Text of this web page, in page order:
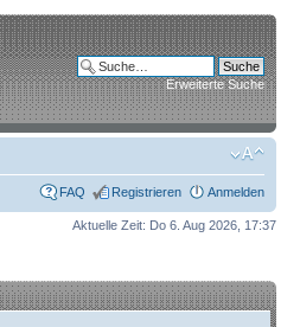
Erweiterte Suche
FAQ Registrieren Anmelden
Aktuelle Zeit: Do 6. Aug 2026, 17:37